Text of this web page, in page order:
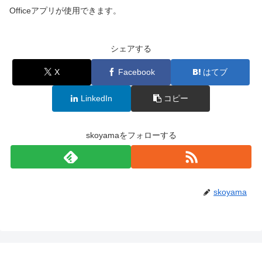
Officeアプリが使用できます。
シェアする
X Facebook はてブ
LinkedIn コピー
skoyamaをフォローする
skoyama